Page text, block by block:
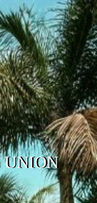
UNION